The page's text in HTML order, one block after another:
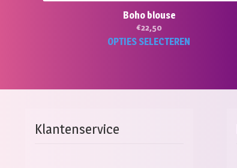
Boho blouse
€22,50
OPTIES SELECTEREN
Klantenservice